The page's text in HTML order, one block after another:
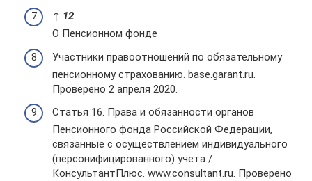
↑ 12
О Пенсионном фонде
Участники правоотношений по обязательному
пенсионному страхованию. base.garant.ru.
Проверено 2 апреля 2020.
Статья 16. Права и обязанности органов
Пенсионного фонда Российской Федерации,
связанные с осуществлением индивидуального
(персонифицированного) учета /
КонсультантПлюс. www.consultant.ru. Проверено